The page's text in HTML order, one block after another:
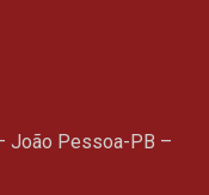
João Pessoa-PB –